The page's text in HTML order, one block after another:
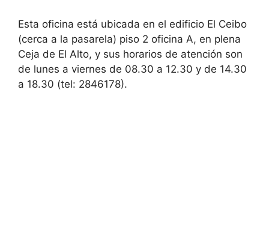
Esta oficina está ubicada en el edificio El Ceibo
(cerca a la pasarela) piso 2 oficina A, en plena
Ceja de El Alto, y sus horarios de atención son
de lunes a viernes de 08.30 a 12.30 y de 14.30
a 18.30 (tel: 2846178).